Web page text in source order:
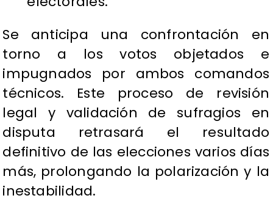
Se anticipa una confrontación en
torno a los votos objetados e
impugnados por ambos comandos
técnicos. Este proceso de revisión
legal y validación de sufragios en
disputa retrasará el resultado
definitivo de las elecciones varios días
más, prolongando la polarización y la
inestabilidad.